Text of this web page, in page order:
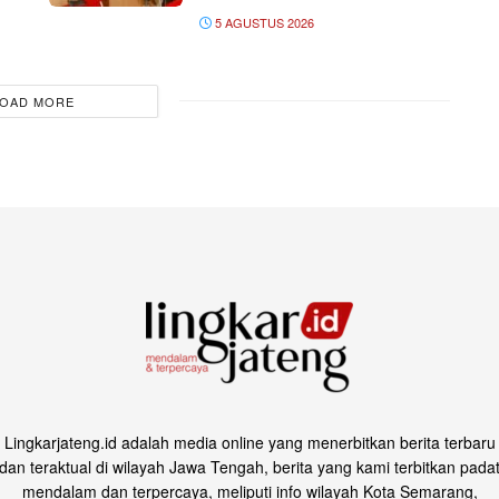
5 AGUSTUS 2026
MORE
Lingkarjateng.id adalah media online yang menerbitkan berita terbaru
dan teraktual di wilayah Jawa Tengah, berita yang kami terbitkan padat
mendalam dan terpercaya, meliputi info wilayah Kota Semarang,